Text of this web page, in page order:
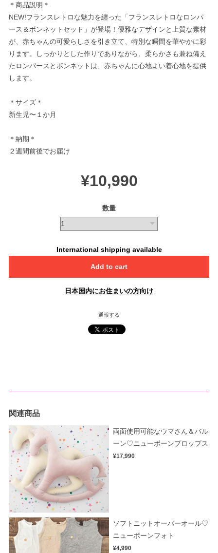
＊商品説明＊
NEW!フランスレトロな魅力を纏った「フランスレトロなロンパ
ース＆ボンネットセット」が登場！優雅なデザインと上質な素材
が、赤ちゃんの可愛らしさを引き立て、特別な瞬間を華やかに彩
ります。しっかりとした作りでありながら、柔らかさも兼ね備え
たロンパースとボンネットは、赤ちゃんに心地よい着心地を提供
します。
＊サイズ＊
新生児〜１か月
＊納期＊
２週間前後でお届け
¥10,990
数量
International shipping available
Add to cart
日本国内にお住まいの方向け
通報する
関連商品
両面使用可能なウマさん＆バル
ーン♡ニューボーンプロップス
¥17,990
ソフトニットオーバーオール♡
ニューボーンフォト
¥4,990